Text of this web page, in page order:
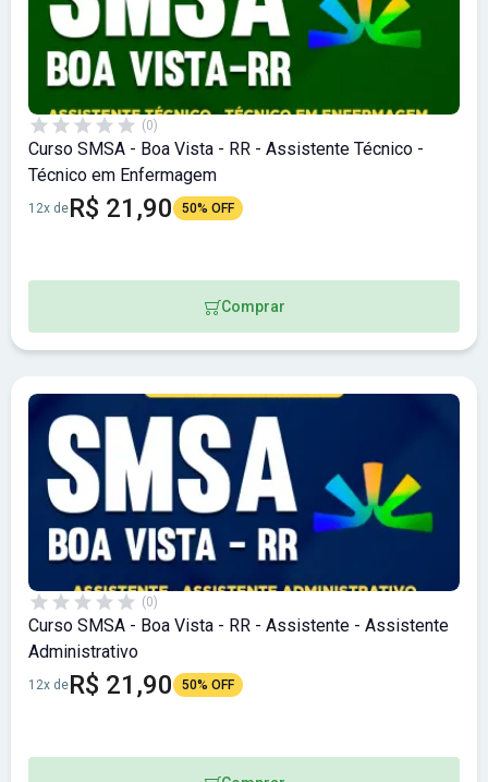
(0)
Curso SMSA - Boa Vista - RR - Assistente Técnico -
Técnico em Enfermagem
12x deR$ 21,90 50% OFF
Comprar
(0)
Curso SMSA - Boa Vista - RR - Assistente - Assistente
Administrativo
12x deR$ 21,90 50% OFF